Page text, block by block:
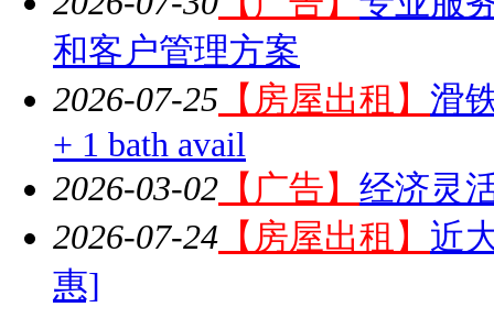
和客户管理方案
2026-07-25 【房屋出租】 滑
+ 1 bath avail
2026-03-02 【广告】 经济灵
2026-07-24 【房屋出租】 近
惠]